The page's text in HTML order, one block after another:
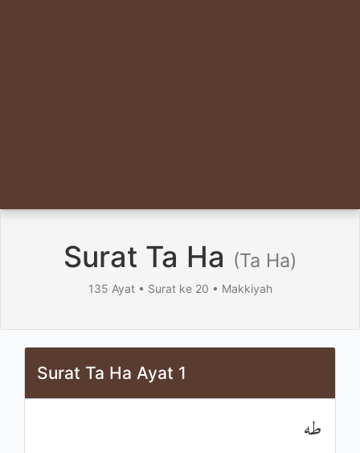
Surat Ta Ha (Ta Ha)
135 Ayat • Surat ke 20 • Makkiyah
Surat Ta Ha Ayat 1
طه